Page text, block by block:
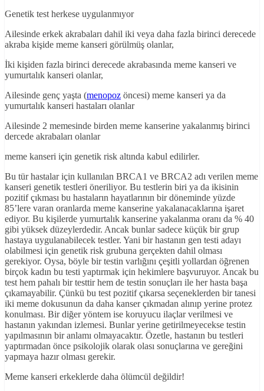
Genetik test herkese uygulanmıyor
Ailesinde erkek akrabaları dahil iki veya daha fazla birinci derecede
akraba kişide meme kanseri görülmüş olanlar,
İki kişiden fazla birinci derecede akrabasında meme kanseri ve
yumurtalık kanseri olanlar,
Ailesinde genç yaşta (menopoz öncesi) meme kanseri ya da
yumurtalık kanseri hastaları olanlar
Ailesinde 2 memesinde birden meme kanserine yakalanmış birinci
dercede akrabaları olanlar
meme kanseri için genetik risk altında kabul edilirler.
Bu tür hastalar için kullanılan BRCA1 ve BRCA2 adı verilen meme
kanseri genetik testleri öneriliyor. Bu testlerin biri ya da ikisinin
pozitif çıkması bu hastaların hayatlarının bir döneminde yüzde
85’lere varan oranlarda meme kanserine yakalanacaklarına işaret
ediyor. Bu kişilerde yumurtalık kanserine yakalanma oranı da % 40
gibi yüksek düzeylerdedir. Ancak bunlar sadece küçük bir grup
hastaya uygulanabilecek testler. Yani bir hastanın gen testi adayı
olabilmesi için genetik risk grubuna gerçekten dahil olması
gerekiyor. Oysa, böyle bir testin varlığını çeşitli yollardan öğrenen
birçok kadın bu testi yaptırmak için hekimlere başvuruyor. Ancak bu
test hem pahalı bir testtir hem de testin sonuçları ile her hasta başa
çıkamayabilir. Çünkü bu test pozitif çıkarsa seçeneklerden bir tanesi
iki meme dokusunun da daha kanser çıkmadan alınıp yerine protez
konulması. Bir diğer yöntem ise koruyucu ilaçlar verilmesi ve
hastanın yakından izlemesi. Bunlar yerine getirilmeyecekse testin
yapılmasının bir anlamı olmayacaktır. Özetle, hastanın bu testleri
yaptırmadan önce psikolojik olarak olası sonuçlarına ve gereğini
yapmaya hazır olması gerekir.
Meme kanseri erkeklerde daha ölümcül değildir!